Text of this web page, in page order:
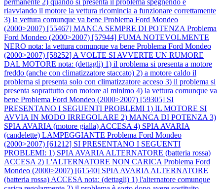
riavviando il motore la vettura ricomincia a funzionare correttamente
3) la vettura comunque va bene Problema Ford Mondeo
(2000>2007) [55467] MANCA SEMPRE DI POTENZA Problema
Ford Mondeo (2000>2007) [57944] FUMA NOTEVOLMENTE
NERO nota: la vettura comunque va bene Problema Ford Mondeo
(2000>2007) [58252] A VOLTE SI AVVERTE UN RUMORE
DAL MOTORE nota: (dettagli) 1) il problema si presenta a motore
freddo (anche con climatizzatore staccato) 2) a motore caldo il
problema si presenta solo con climatizzatore acceso 3) il problema si
presenta soprattutto con motore al minimo 4) la vettura comunque va
bene Problema Ford Mondeo (2000>2007) [59305] SI
PRESENTANO I SEGUENTI PROBLEMI 1) IL MOTORE SI
AVVIA IN MODO IRREGOLARE 2) MANCA DI POTENZA 3)
SPIA AVARIA (motore gialla) ACCESA 4) SPIA AVARIA
(candelette) LAMPEGGIANTE Problema Ford Mondeo
(2000>2007) [61212] SI PRESENTANO I SEGUENTI
PROBLEMI: 1) SPIA AVARIA ALTERNATORE (batteria rossa)
ACCESA 2) L'ALTERNATORE NON CARICA Problema Ford
Mondeo (2000>2007) [61540] SPIA AVARIA ALTERNATORE
(batteria rossa) ACCESA nota: (dettagli) 1) l'alternatore comunque